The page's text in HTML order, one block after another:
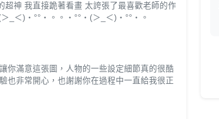
神 我直接跪著看畫 太誇張了最喜歡老師的作
_＜)・°°・。。・°°・(＞_＜)・°°・。
你滿意這張圖，人物的一些設定細節真的很酷
也非常開心，也謝謝你在過程中一直給我很正